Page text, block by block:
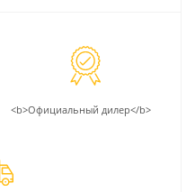
<b>Официальный дилер</b>